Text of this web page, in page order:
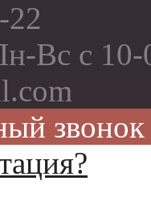
22
Вс с
звонок